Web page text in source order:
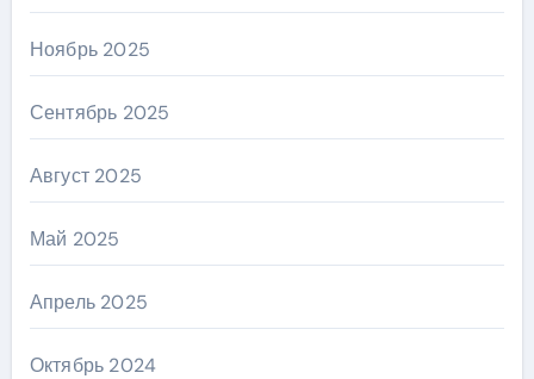
Ноябрь 2025
Сентябрь 2025
Август 2025
Май 2025
Апрель 2025
Октябрь 2024